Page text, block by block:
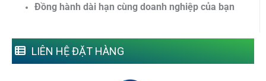
Đồng hành dài hạn cùng doanh nghiệp của bạn
LIÊN HỆ ĐẶT HÀNG